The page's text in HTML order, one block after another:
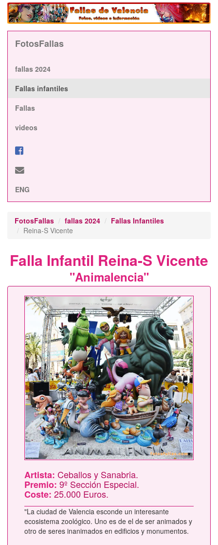
FotosFallas
fallas 2024
Fallas infantiles
Fallas
videos
ENG
FotosFallas fallas 2024
Fallas Infantiles
Reina-S Vicente
Falla Infantil Reina-S Vicente
"Animalencia"
Artista: Ceballos y Sanabria.
Premio: 9º Sección Especial.
Coste: 25.000 Euros.
"La ciudad de Valencia esconde un interesante
ecosistema zoológico. Uno es de el de ser animados y
otro de seres inanimados en edificios y monumentos.